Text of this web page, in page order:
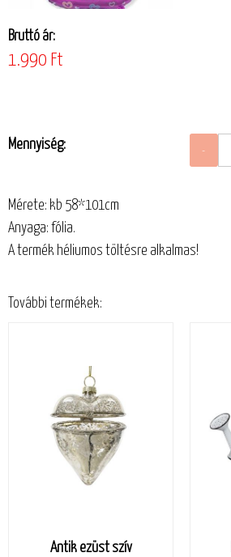
Bruttó ár:
1.990 Ft
Mennyiség:
Mérete: kb 58*101cm
Anyaga: fólia.
A termék héliumos töltésre alkalmas!
További termékek:
Antik ezüst szív